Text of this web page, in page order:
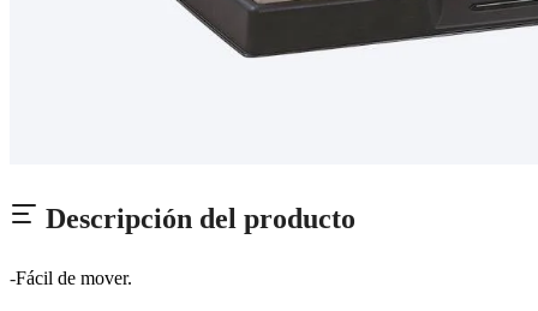
Descripción del producto
-Fácil de mover.